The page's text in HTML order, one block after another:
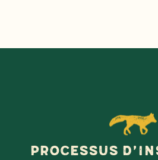
Processus